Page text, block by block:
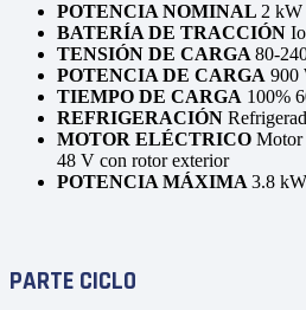
POTENCIA NOMINAL 2 kW
BATERÍA DE TRACCIÓN
TENSIÓN DE CARGA 80-
POTENCIA DE CARGA 900
TIEMPO DE CARGA 100%
REFRIGERACIÓN
MOTOR ELÉCTRICO Motor
48 V con rotor exterior
POTENCIA MÁXIMA 3.8
PARTE CICLO